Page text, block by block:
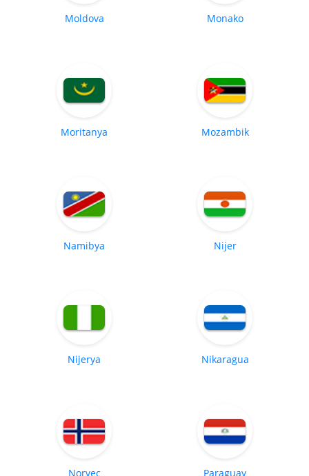
Moldova Monako
Moritanya Mozambik
Namibya Nijer
Nijerya Nikaragua
Norveç Paraguay